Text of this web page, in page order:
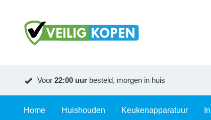
Voor 22:00 uur besteld, morgen in huis
Home Huishouden Keukenapparatuur